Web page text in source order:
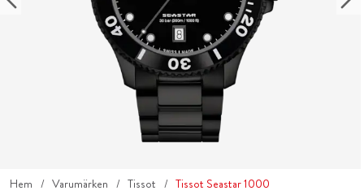
Hem Varumärken Tissot Tissot Seastar 1000